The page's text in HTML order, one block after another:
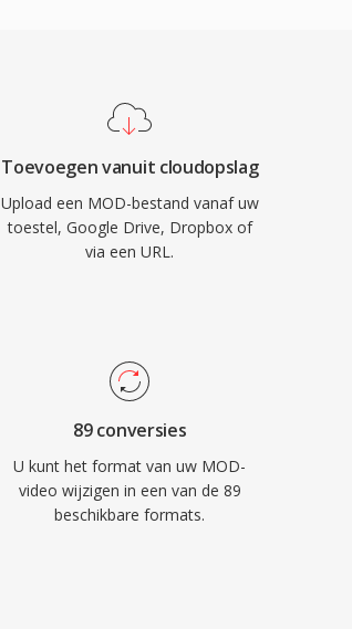
Toevoegen vanuit cloudopslag
Upload een MOD-bestand vanaf uw
toestel, Google Drive, Dropbox of
via een URL.
89 conversies
U kunt het format van uw MOD-
video wijzigen in een van de 89
beschikbare formats.